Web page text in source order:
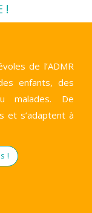
!
de l’ADMR
enfants, des
malades. De
et s’adaptent à
!